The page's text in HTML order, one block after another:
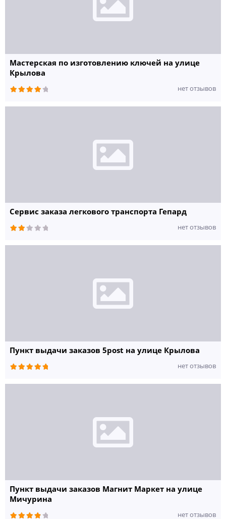
Мастерская по изготовлению ключей на улице
Крылова
нет отзывов
Сервис заказа легкового транспорта Гепард
нет отзывов
Пункт выдачи заказов 5post на улице Крылова
нет отзывов
Пункт выдачи заказов Магнит Маркет на улице
Мичурина
нет отзывов